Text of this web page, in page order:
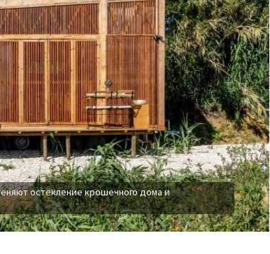
остекление крошечного дома и